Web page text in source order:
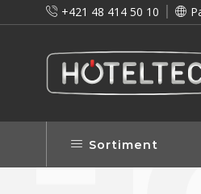
+421 48 414 50 10
a preto vám prinášame vernostné
Sortiment